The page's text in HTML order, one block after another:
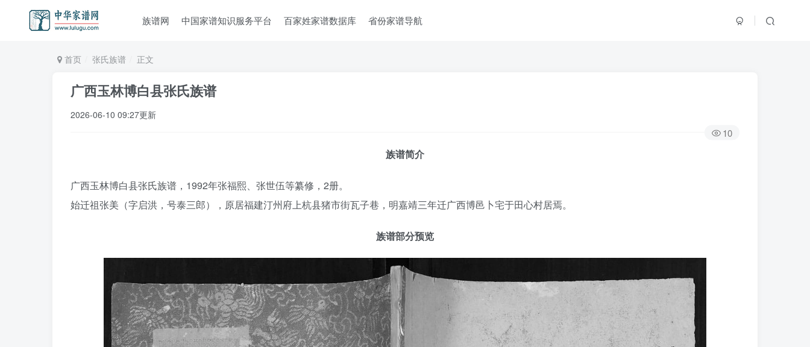
族谱网 中国家谱知识服务平台 百家姓家谱数据库 省份家谱导航
首页 张氏族谱 正文
广西玉林博白县张氏族谱
2026-06-10 09:27更新
10
族谱简介
广西玉林博白县张氏族谱，1992年张福熙、张世伍等纂修，2册。
始迁祖张美（字启洪，号泰三郎），原居福建汀州府上杭县猪市街瓦子巷，明嘉靖三年迁广西博邑卜宅于田心村居焉。
族谱部分预览